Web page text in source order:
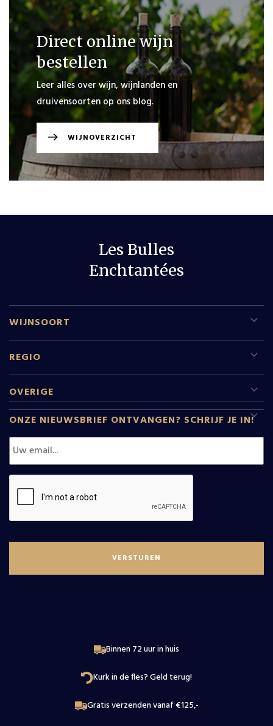
Direct online wijn
bestellen
Leer alles over wijn, wijnlanden en
druivensoorten op ons blog.
WIJNOVERZICHT
Les Bulles
Enchtantées
WIJNSOORT
Rode wijn
Witte wijn
Mousserende wijn
Dessertwijn
Rose
Alle wijnen
REGIO
Sud Pfalz
Champagne
Rhone
D.O. Monstant
Douro
Beaujolais
Loire
OVERIGE
Wijnen
Relatiegeschenken
Wijnmakers
Nieuws
Leeftijdscheck
ONZE NIEUWSBRIEF ONTVANGEN? SCHRIJF JE IN!
Binnen 72 uur in huis
Kurk in de fles? Geld terug!
Gratis verzenden vanaf €125,-
VERDER
WINKELEN